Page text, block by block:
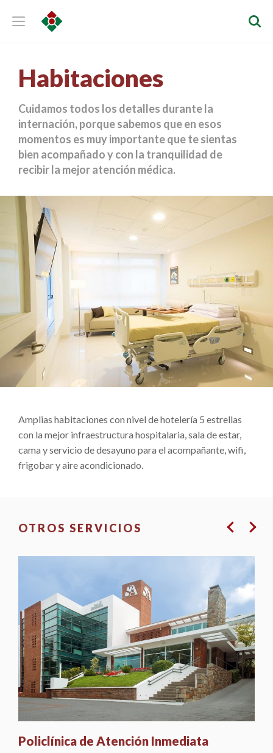
Habitaciones
Cuidamos todos los detalles durante la
internación, porque sabemos que en esos
momentos es muy importante que te sientas
bien acompañado y con la tranquilidad de
recibir la mejor atención médica.
Amplias habitaciones con nivel de hotelería 5 estrellas
con la mejor infraestructura hospitalaria, sala de estar,
cama y servicio de desayuno para el acompañante, wifi,
frigobar y aire acondicionado.
OTROS SERVICIOS
Policlínica de Atención Inmediata